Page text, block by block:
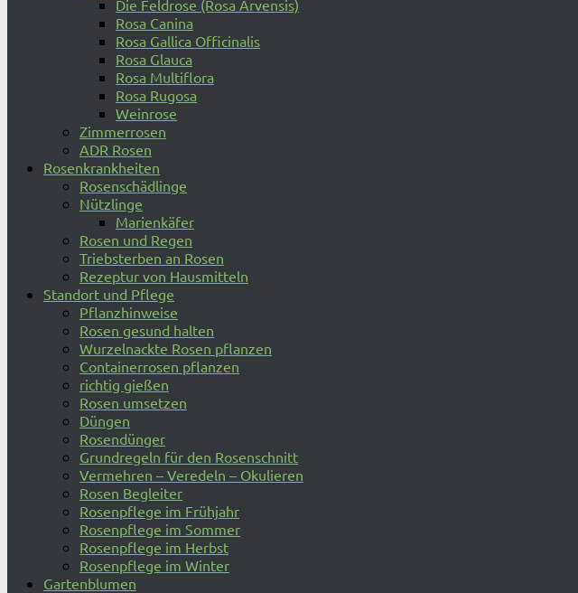
Die Feldrose (Rosa Arvensis)
Rosa Canina
Rosa Gallica Officinalis
Rosa Glauca
Rosa Multiflora
Rosa Rugosa
Weinrose
Zimmerrosen
ADR Rosen
Rosenkrankheiten
Rosenschädlinge
Nützlinge
Marienkäfer
Rosen und Regen
Triebsterben an Rosen
Rezeptur von Hausmitteln
Standort und Pflege
Pflanzhinweise
Rosen gesund halten
Wurzelnackte Rosen pflanzen
Containerrosen pflanzen
richtig gießen
Rosen umsetzen
Düngen
Rosendünger
Grundregeln für den Rosenschnitt
Vermehren – Veredeln – Okulieren
Rosen Begleiter
Rosenpflege im Frühjahr
Rosenpflege im Sommer
Rosenpflege im Herbst
Rosenpflege im Winter
Gartenblumen